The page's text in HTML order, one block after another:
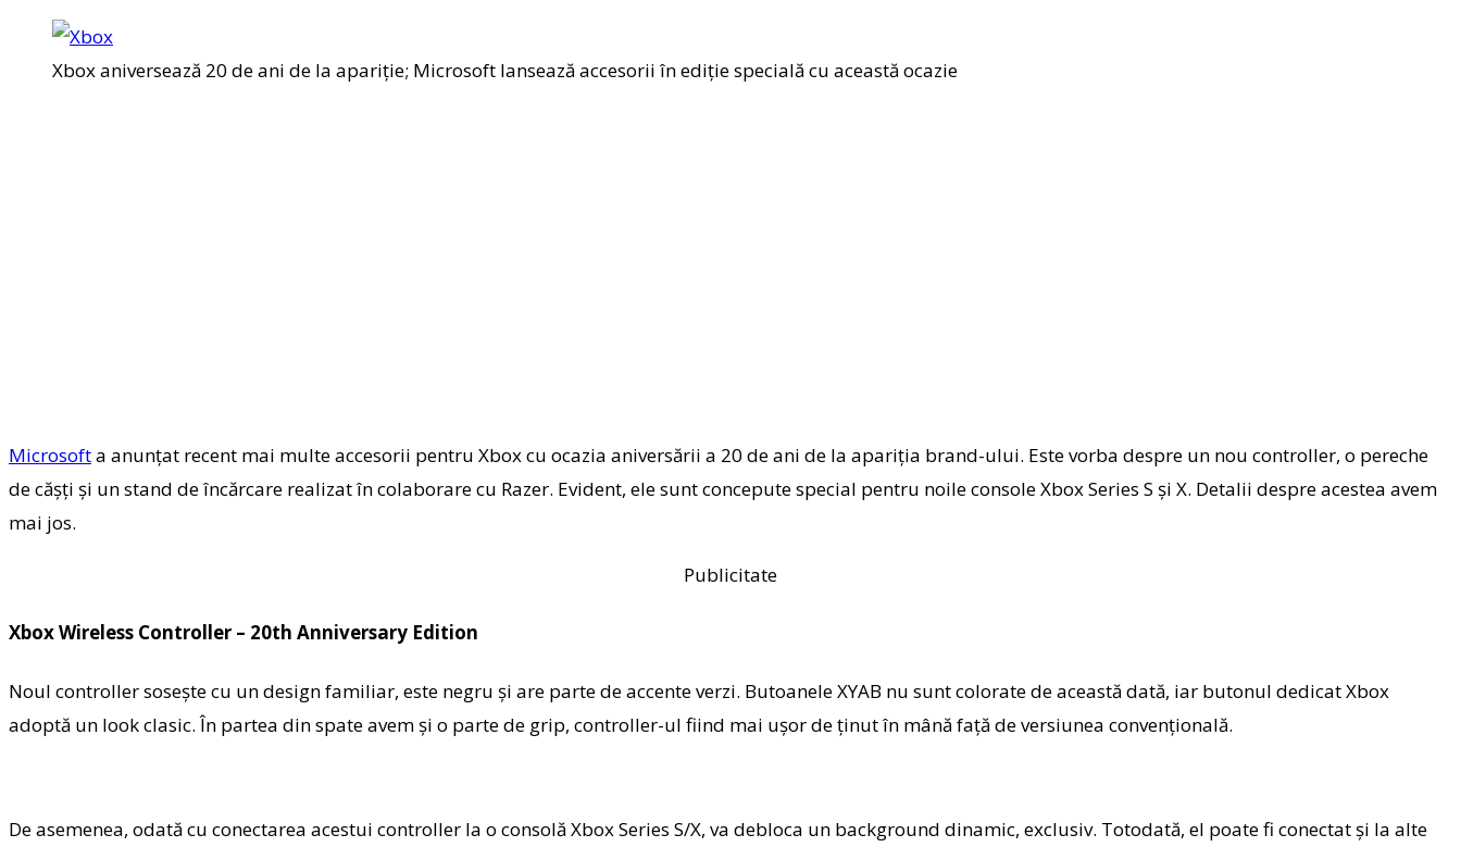
Xbox aniversează 20 de ani de la apariție; Microsoft lansează accesorii în ediție specială cu această ocazie
Microsofta anunțat recent mai multe accesorii pentru Xbox cu ocazia aniversării a 20 de ani de la apariția brand-ului. Este vorba despre un nou controller, o pereche
de cășți și un stand de încărcare realizat în colaborare cu Razer. Evident, ele sunt concepute special pentru noile console Xbox Series S și X. Detalii despre acestea avem
mai jos.
Publicitate
Xbox Wireless Controller – 20th Anniversary Edition
Noul controller sosește cu un design familiar, este negru și are parte de accente verzi. Butoanele XYAB nu sunt colorate de această dată, iar butonul dedicat Xbox
adoptă un look clasic. În partea din spate avem și o parte de grip, controller-ul fiind mai ușor de ținut în mână față de versiunea convențională.
De asemenea, odată cu conectarea acestui controller la o consolă Xbox Series S/X, va debloca un background dinamic, exclusiv. Totodată, el poate fi conectat și la alte